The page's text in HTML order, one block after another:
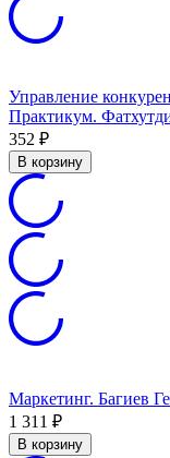
Управление
Практикум.
352 ₽
В корзину
Маркетинг. Багиев
1 311 ₽
В корзину